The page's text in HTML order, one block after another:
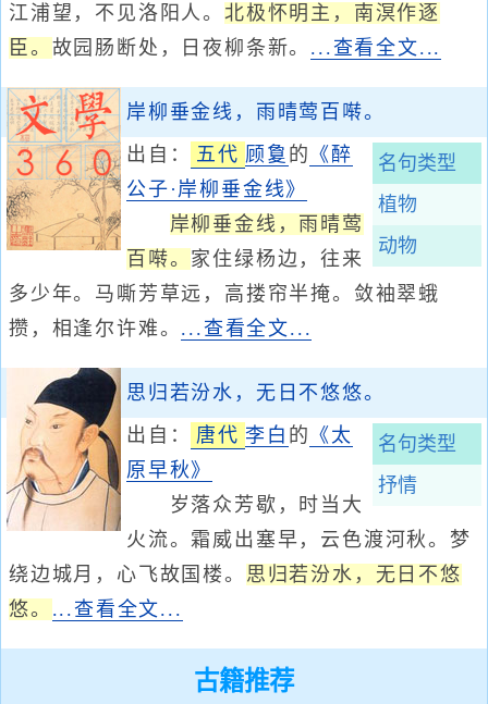
江浦望，不见洛阳人。北极怀明主，南溟作逐
臣。 故园肠断处，日夜柳条新。 ...查看全文...
岸柳垂金线，雨晴莺百啭。
名句类型
植物
动物
出自： 五代 顾敻 的 《醉
公子·岸柳垂金线》
岸柳垂金线，雨晴莺
百啭。 家住绿杨边，往来
多少年。马嘶芳草远，高搂帘半掩。敛袖翠蛾
攒，相逢尔许难。 ...查看全文...
思归若汾水，无日不悠悠。
名句类型
抒情
出自： 唐代 李白 的 《太
原早秋》
岁落众芳歇，时当大
火流。霜威出塞早，云色渡河秋。梦
绕边城月，心飞故国楼。 思归若汾水，无日不悠
悠。 ...查看全文...
古籍推荐